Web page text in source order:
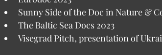
Sunny Side of the Doc in Nature &
The Baltic Sea Docs 2023
Visegrad Pitch, presentation of